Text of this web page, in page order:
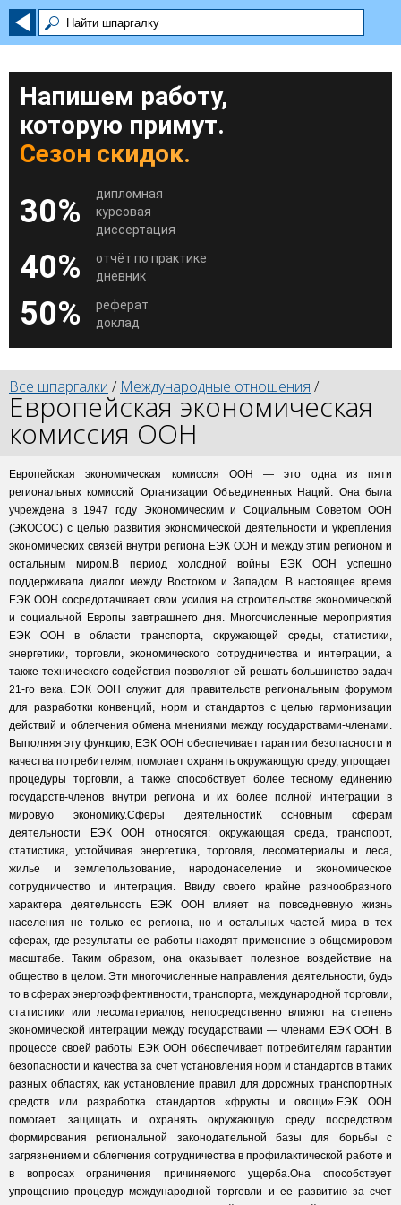
Напишем работу,
которую примут.
Сезон скидок.
30%
дипломная
курсовая
диссертация
40%
отчёт по практике
дневник
50%
реферат
доклад
Все шпаргалки / Международные отношения /
Европейская экономическая
комиссия ООН
Европейская экономическая комиссия ООН — это одна из пяти
региональных комиссий Организации Объединенных Наций. Она была
учреждена в 1947 году Экономическим и Социальным Советом ООН
(ЭКОСОС) с целью развития экономической деятельности и укрепления
экономических связей внутри региона ЕЭК ООН и между этим регионом и
остальным миром.В период холодной войны ЕЭК ООН успешно
поддерживала диалог между Востоком и Западом. В настоящее время
ЕЭК ООН сосредотачивает свои усилия на строительстве экономической
и социальной Европы завтрашнего дня. Многочисленные мероприятия
ЕЭК ООН в области транспорта, окружающей среды, статистики,
энергетики, торговли, экономического сотрудничества и интеграции, а
также технического содействия позволяют ей решать большинство задач
21-го века. ЕЭК ООН служит для правительств региональным форумом
для разработки конвенций, норм и стандартов с целью гармонизации
действий и облегчения обмена мнениями между государствами-членами.
Выполняя эту функцию, ЕЭК ООН обеспечивает гарантии безопасности и
качества потребителям, помогает охранять окружающую среду, упрощает
процедуры торговли, а также способствует более тесному единению
государств-членов внутри региона и их более полной интеграции в
мировую экономику.Сферы деятельностиК основным сферам
деятельности ЕЭК ООН относятся: окружающая среда, транспорт,
статистика, устойчивая энергетика, торговля, лесоматериалы и леса,
жилье и землепользование, народонаселение и экономическое
сотрудничество и интеграция. Ввиду своего крайне разнообразного
характера деятельность ЕЭК ООН влияет на повседневную жизнь
населения не только ее региона, но и остальных частей мира в тех
сферах, где результаты ее работы находят применение в общемировом
масштабе. Таким образом, она оказывает полезное воздействие на
общество в целом. Эти многочисленные направления деятельности, будь
то в сферах энергоэффективности, транспорта, международной торговли,
статистики или лесоматериалов, непосредственно влияют на степень
экономической интеграции между государствами — членами ЕЭК ООН. В
процессе своей работы ЕЭК ООН обеспечивает потребителям гарантии
безопасности и качества за счет установления норм и стандартов в таких
разных областях, как установление правил для дорожных транспортных
средств или разработка стандартов «фрукты и овощи».ЕЭК ООН
помогает защищать и охранять окружающую среду посредством
формирования региональной законодательной базы для борьбы с
загрязнением и облегчения сотрудничества в профилактической работе и
в вопросах ограничения причиняемого ущерба.Она способствует
упрощению процедур международной торговли и ее развитию за счет